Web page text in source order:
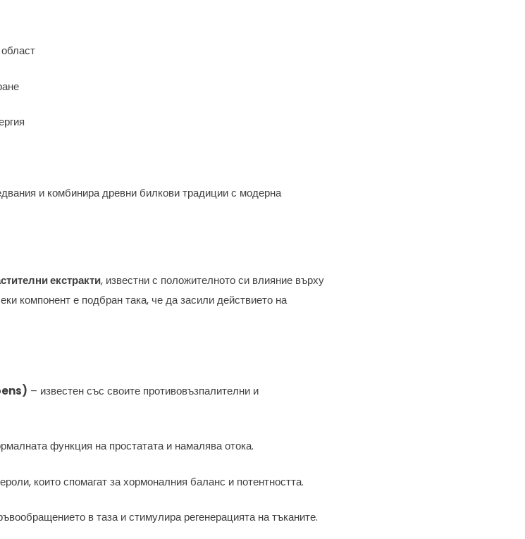
и комбинира древни билкови традиции с модерна
екстракти, известни с положителното си влияние върху
компонент е подбран така, че да засили действието на
– известен със своите противовъзпалителни и
функция на простатата и намалява отока.
които спомагат за хормоналния баланс и потентността.
в таза и стимулира регенерацията на тъканите.